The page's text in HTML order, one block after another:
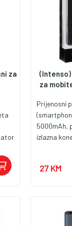
za
za
Prijenosni
5000mAh,
izlazna
micro
ulaz 5V -
27 KM